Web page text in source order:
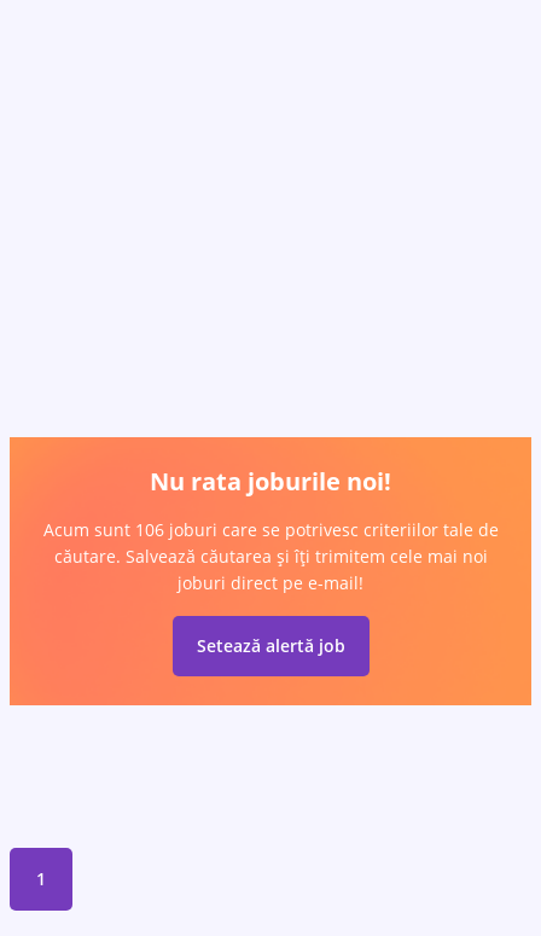
Nu rata joburile noi!
Acum sunt 106 joburi care se potrivesc criteriilor tale de
căutare. Salvează căutarea și îți trimitem cele mai noi
joburi direct pe e-mail!
Setează alertă job
1